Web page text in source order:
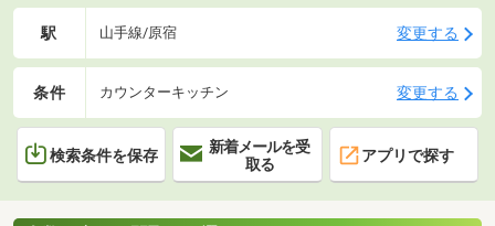
駅 山手線/原宿 変更する
条件 カウンターキッチン 変更する
検索条件を保存
新着メールを受
取る
アプリで探す